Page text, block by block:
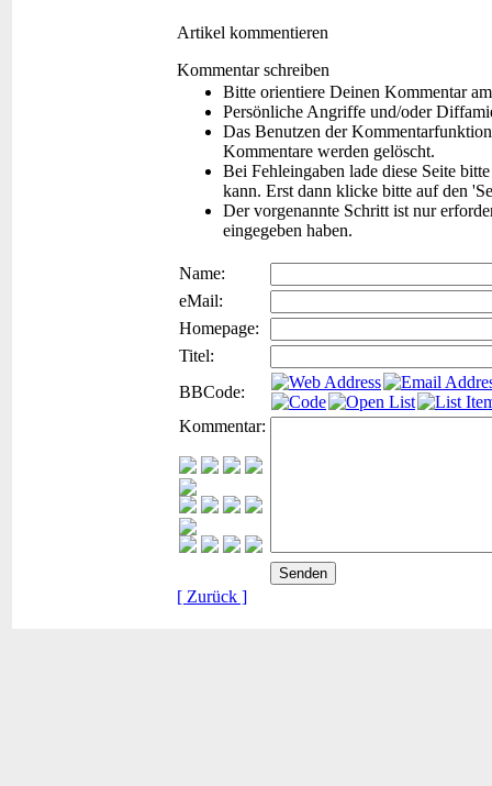
Artikel kommentieren
Kommentar schreiben
Bitte orientiere Deinen Kommentar
Persönliche Angriffe und/oder
Das Benutzen der
Kommentare werden gelöscht.
Bei Fehleingaben lade diese Seite
kann. Erst dann klicke bitte auf den
Der vorgenannte Schritt ist nur
eingegeben haben.
Name:
eMail:
Homepage:
Titel:
BBCode:
Kommentar:
[ Zurück ]